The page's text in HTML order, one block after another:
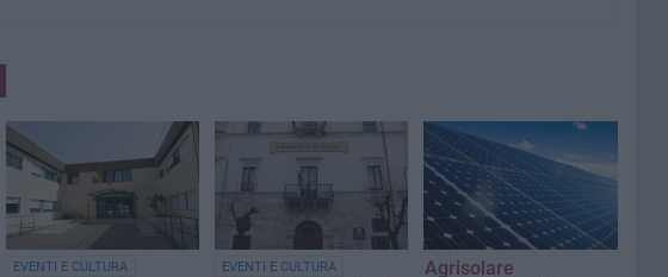
EVENTI E CULTURA EVENTI E CULTURA
Agrisolare